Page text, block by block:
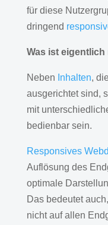
für diese
dringend
Was ist
Neben Inhalten,
ausgerichtet sind,
mit
bedienbar sein.
Responsives
Auflösung des
optimale
Das bedeutet
nicht auf allen